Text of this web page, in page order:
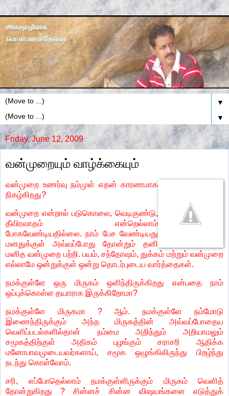
▼
▼
Friday, June 12, 2009
வன்முறையும் வாழ்க்கையும்
வன்முறை உணர்வு நம்முள் எதன் காரணமாக
நிகழ்கிறது?
வன்முறை என்றால் படுகொலை, வெடிகுண்டு,
தீவிரவாதம் என்றெல்லாம்
போகவேண்டியதில்லை. நாம் பேச வேண்டியது
மனதுக்குள் அவ்வப்போது தோன்றும் தனி
மனித வன்முறை பற்றி. பயம், சந்தோஷம், துக்கம் மற்றும் வன்முறை
எல்லாமே ஒன்றுக்குள் ஒன்று தொடர்புடைய வார்த்தைகள்.
நமக்குள்ளே ஒரு மிருகம் ஒளிந்திருக்கிறது என்பதை நாம்
ஒப்புக்கொள்ள தயாராக இருக்கிறோமா?
நமக்குள்ளே மிருகமா ? ஆம். நமக்குள்ளே நம்மோடு
இணைந்திருக்கும் அந்த மிருகத்தின் அவ்வப்போதைய
வெளிப்படல்களில்தான் நம்மை அறிந்தும் அறியாமலும்
சமூகத்திற்குள் அதிகம் புழங்கும் சராசரி ஆதிக்க
மனோபாவமுடையவர்களாய், சமூக ஒழுங்கிலிருந்து பிறழ்ந்து
நடந்து கொள்வோம்.
சரி, எப்போதெல்லாம் நமக்குள்ளிருக்கும் மிருகம் வெளித்
தோன்றுகிறது ? சின்னச் சின்ன விஷயங்களை எடுத்துக்